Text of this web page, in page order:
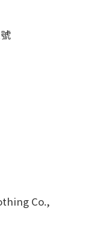
Co.,